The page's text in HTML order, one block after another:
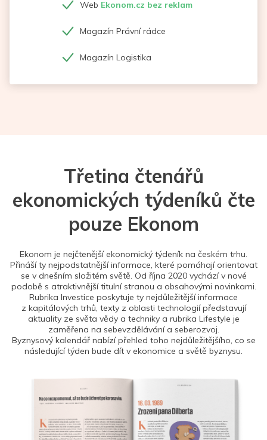
Web Ekonom.cz bez reklam
Magazín Právní rádce
Magazín Logistika
Třetina čtenářů
ekonomických týdeníků čte
pouze Ekonom
Ekonom je nejčtenější ekonomický týdeník na českém trhu.
Přináší ty nejpodstatnější informace, které pomáhají orientovat
se v dnešním složitém světě. Od října 2020 vychází v nové
podobě s atraktivnější titulní stranou a obsahovými novinkami.
Rubrika Investice poskytuje ty nejdůležitější informace
z kapitálových trhů, texty z oblasti technologií představují
aktuality ze světa vědy a techniky a rubrika Lifestyle je
zaměřena na sebevzdělávání a seberozvoj.
Byznysový kalendář nabízí přehled toho nejdůležitějšího, co se
následující týden bude dít v ekonomice a světě byznysu.